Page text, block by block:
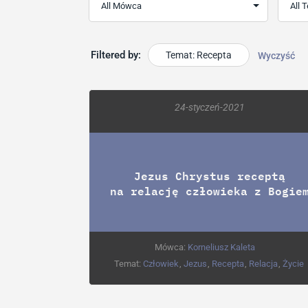
Filtered by: Temat: Recepta Wyczyść
24-styczeń-2021
Jezus Chrystus receptą
na relację człowieka z
Mówca: Korneliusz Kaleta
Temat: Człowiek ,Jezus Recepta Relacja ,Życie